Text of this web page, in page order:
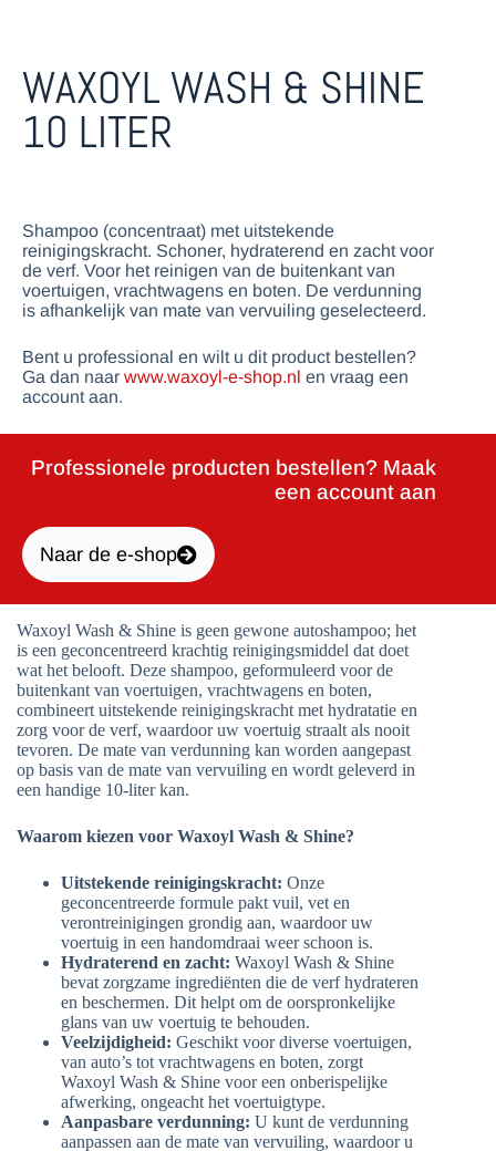
WAXOYL WASH & SHINE
10 LITER
Shampoo (concentraat) met uitstekende
reinigingskracht. Schoner, hydraterend en zacht voor
de verf. Voor het reinigen van de buitenkant van
voertuigen, vrachtwagens en boten. De verdunning
is afhankelijk van mate van vervuiling geselecteerd.
Bent u professional en wilt u dit product bestellen?
Ga dan naar www.waxoyl-e-shop.nl en vraag een
account aan.
Professionele producten bestellen? Maak
een account aan
Naar de e-shop
Waxoyl Wash & Shine is geen gewone autoshampoo; het
is een geconcentreerd krachtig reinigingsmiddel dat doet
wat het belooft. Deze shampoo, geformuleerd voor de
buitenkant van voertuigen, vrachtwagens en boten,
combineert uitstekende reinigingskracht met hydratatie en
zorg voor de verf, waardoor uw voertuig straalt als nooit
tevoren. De mate van verdunning kan worden aangepast
op basis van de mate van vervuiling en wordt geleverd in
een handige 10-liter kan.
Waarom kiezen voor Waxoyl Wash & Shine?
Uitstekende reinigingskracht: Onze
geconcentreerde formule pakt vuil, vet en
verontreinigingen grondig aan, waardoor uw
voertuig in een handomdraai weer schoon is.
Hydraterend en zacht: Waxoyl Wash & Shine
bevat zorgzame ingrediënten die de verf hydrateren
en beschermen. Dit helpt om de oorspronkelijke
glans van uw voertuig te behouden.
Veelzijdigheid: Geschikt voor diverse voertuigen,
van auto’s tot vrachtwagens en boten, zorgt
Waxoyl Wash & Shine voor een onberispelijke
afwerking, ongeacht het voertuigtype.
Aanpasbare verdunning: U kunt de verdunning
aanpassen aan de mate van vervuiling, waardoor u